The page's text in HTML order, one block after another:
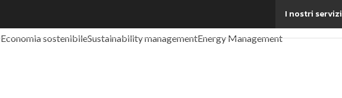
I nostri servizi
Sostenibilità: perché è importante?
Economia sostenibileSustainability managementEnergy Management